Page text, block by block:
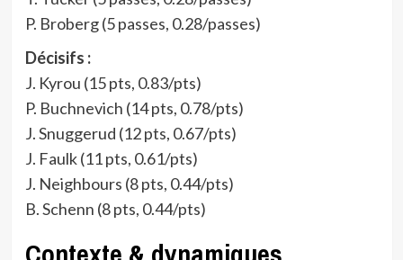
P. Broberg (5 passes, 0.28/passes)
Décisifs :
J. Kyrou (15 pts, 0.83/pts)
P. Buchnevich (14 pts, 0.78/pts)
J. Snuggerud (12 pts, 0.67/pts)
J. Faulk (11 pts, 0.61/pts)
J. Neighbours (8 pts, 0.44/pts)
B. Schenn (8 pts, 0.44/pts)